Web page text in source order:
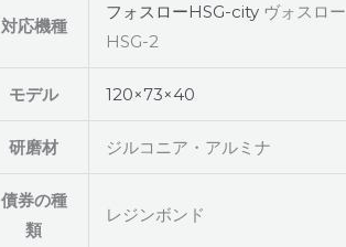
対応機種
フォスローHSG-cityヴォスロー
HSG-2
モデル 120×73×40
研磨材 ジルコニア・アルミナ
債券の種
類
レジンボンド